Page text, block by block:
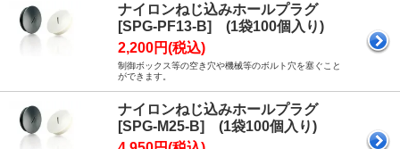
ナイロンねじ込みホールプラグ
[SPG-PF13-B] (1袋100個入り)
2,200円(税込)
制御ボックス等の空き穴や機械等のボルト穴を塞ぐこと
ができます。
ナイロンねじ込みホールプラグ
[SPG-M25-B] (1袋100個入り)